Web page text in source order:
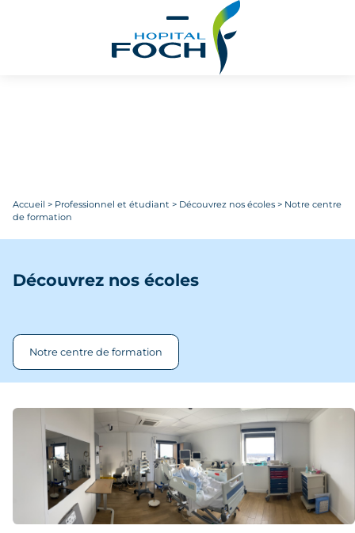
Accueil > Professionnel et étudiant > Découvrez nos écoles > Notre centre
de formation
Découvrez nos écoles
Notre centre de formation
l'IFSI de Foch